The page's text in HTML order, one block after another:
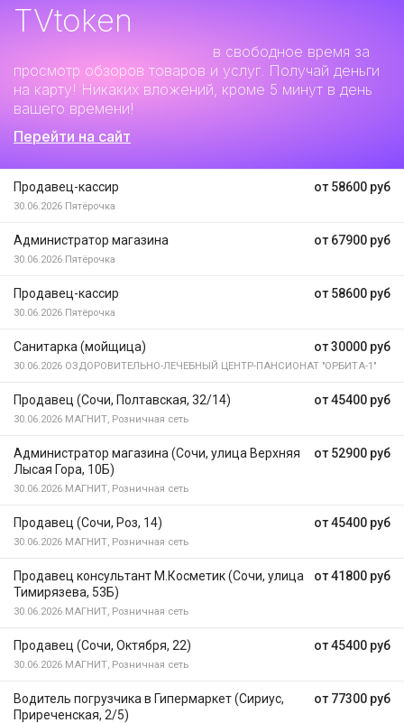
TVtoken
в свободное время за
просмотр обзоров товаров и услуг. Получай деньги
на карту! Никаких вложений, кроме 5 минут в день
вашего времени!
Перейти на сайт
от 58600 руб
Продавец-кассир
30.06.2026 Пятёрочка
от 67900 руб
Администратор магазина
30.06.2026 Пятёрочка
от 58600 руб
Продавец-кассир
30.06.2026 Пятёрочка
от 30000 руб
Санитарка (мойщица)
30.06.2026 ОЗДОРОВИТЕЛЬНО-ЛЕЧЕБНЫЙ ЦЕНТР-ПАНСИОНАТ "ОРБИТА-1"
от 45400 руб
Продавец (Сочи, Полтавская, 32/14)
30.06.2026 МАГНИТ, Розничная сеть
от 52900 руб
Администратор магазина (Сочи, улица Верхняя
Лысая Гора, 10Б)
30.06.2026 МАГНИТ, Розничная сеть
от 45400 руб
Продавец (Сочи, Роз, 14)
30.06.2026 МАГНИТ, Розничная сеть
от 41800 руб
Продавец консультант М.Косметик (Сочи, улица
Тимирязева, 53Б)
30.06.2026 МАГНИТ, Розничная сеть
от 45400 руб
Продавец (Сочи, Октября, 22)
30.06.2026 МАГНИТ, Розничная сеть
от 77300 руб
Водитель погрузчика в Гипермаркет (Сириус,
Приреченская, 2/5)